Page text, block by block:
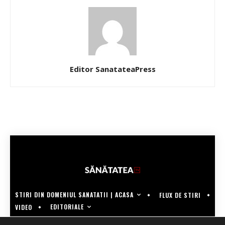
Editor SanatateaPress
STIRI DIN DOMENIUL SANATATII | ACASA
FLUX DE STIRI
VIDEO
EDITORIALE